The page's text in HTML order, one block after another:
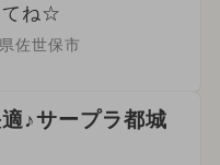
てね☆
佐世保市
♪サープラ都城